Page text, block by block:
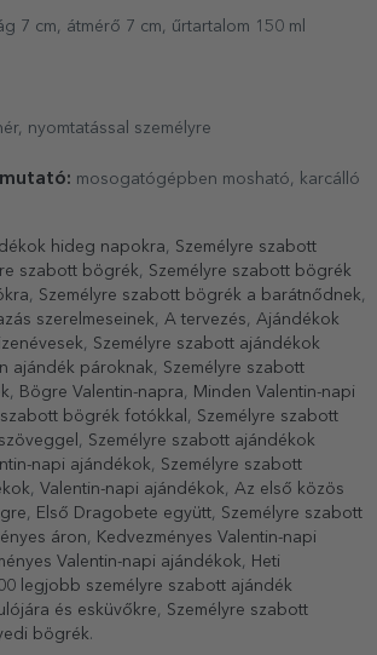
7 cm, átmérő 7 cm, űrtartalom 150 ml
nyomtatással személyre
mosogatógépben mosható, karcálló
hideg napokra, Személyre szabott
szabott bögrék, Személyre szabott bögrék
, Személyre szabott bögrék a barátnődnek,
szerelmeseinek, A tervezés, Ajándékok
, Személyre szabott ajándékok
ajándék pároknak, Személyre szabott
, Bögre Valentin-napra, Minden Valentin-napi
szabott bögrék fotókkal , Személyre szabott
, Személyre szabott ajándékok
napi ajándékok, Személyre szabott
, Valentin-napi ajándékok, Az első közös
, Első Dragobete együtt, Személyre szabott
áron, Kedvezményes Valentin-napi
Valentin-napi ajándékok, Heti
legjobb személyre szabott ajándék
és esküvőkre, Személyre szabott
bögrék.